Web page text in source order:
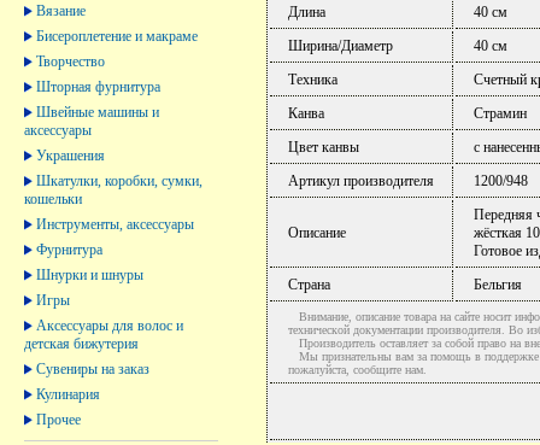
Вязание
Бисероплетение и макраме
Творчество
Шторная фурнитура
Швейные машины и
аксессуары
Украшения
Шкатулки, коробки, сумки,
кошельки
Инструменты, аксессуары
Фурнитура
Шнурки и шнуры
Игры
Аксессуары для волос и
детская бижутерия
Сувениры на заказ
Кулинария
Прочее
Длина
40 см
Ширина/Диаметр
40 см
Техника
Счетный
Канва
Страмин
Цвет канвы
с
Артикул производителя
1200/948
Описание
Передняя
жёсткая
Готовое
Страна
Бельгия
Внимание, описание товара на сайте носит
технической документации производителя. Во
Производитель оставляет за собой право на
Мы признательны вам за помощь в поддержке
пожалуйста, сообщите нам.